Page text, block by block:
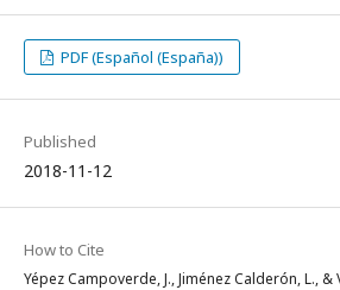
PDF (Español (España))
Published
2018-11-12
How to Cite
Yépez Campoverde, J., Jiménez Calderón, L., &